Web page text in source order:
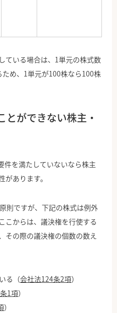
ている場合は、1単元の株式数
め、1単元が100株なら100株
とができない株主・
件を満たしていないなら株主
あります。
則ですが、下記の株式は例外
こからは、議決権を行使する
その際の議決権の個数の数え
る（会社法124条2項）
1項）
）